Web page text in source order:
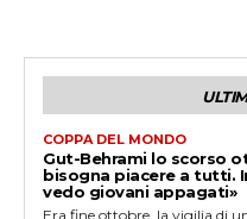
COPPA DEL MONDO
Gut-Behrami lo scorso
bisogna piacere a tutti.
vedo giovani appagati»
Era fine ottobre, la vigilia di